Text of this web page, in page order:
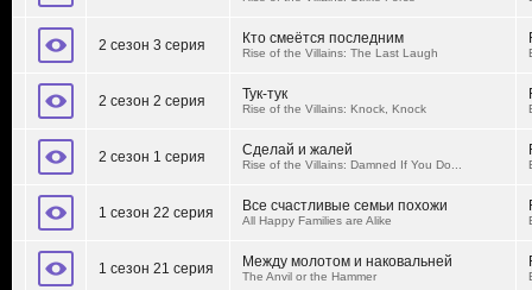
2 сезон 3 серия Кто смеётся последним
Rise of the Villains: The Last Laugh
2 сезон 2 серия Тук-тук
Rise of the Villains: Knock, Knock
2 сезон 1 серия Сделай и жалей
Rise of the Villains: Damned If You Do...
1 сезон 22 серия Все счастливые семьи похожи
All Happy Families are Alike
1 сезон 21 серия Между молотом и наковальней
The Anvil or the Hammer